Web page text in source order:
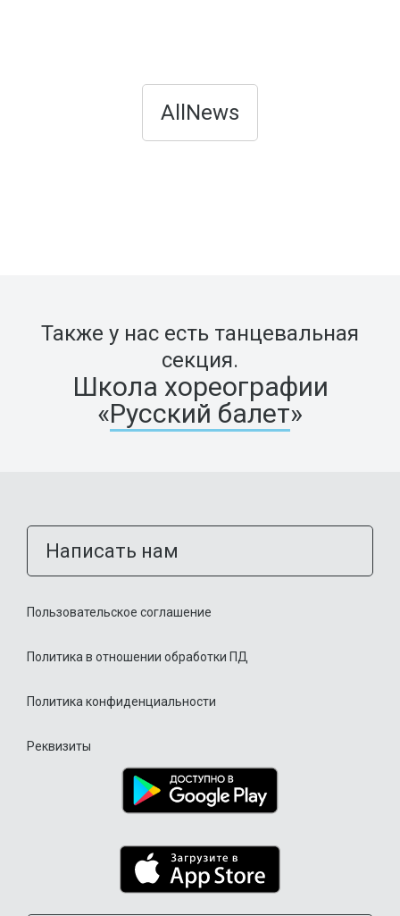
AllNews
Также у нас есть танцевальная
секция.
Школа хореографии
«Русский балет»
Написать нам
Пользовательское соглашение
Политика в отношении обработки ПД
Политика конфиденциальности
Реквизиты